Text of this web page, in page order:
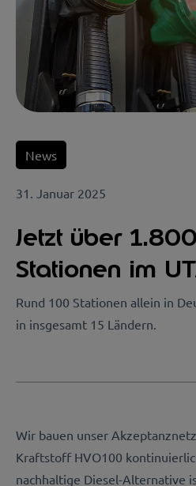
News
31. Januar 2025
Jetzt über
Stationen im
Rund 100 Stationen allein in
in insgesamt 15 Ländern.
Wir bauen unser
Kraftstoff HVO100
nachhaltige Diesel-Alternative